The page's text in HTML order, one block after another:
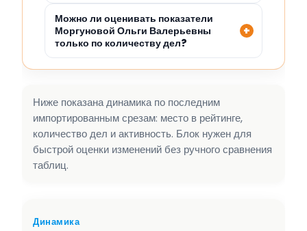
Можно ли оценивать показатели
Моргуновой Ольги Валерьевны
только по количеству дел?
Ниже показана динамика по последним
импортированным срезам: место в рейтинге,
количество дел и активность. Блок нужен для
быстрой оценки изменений без ручного сравнения
таблиц.
Динамика